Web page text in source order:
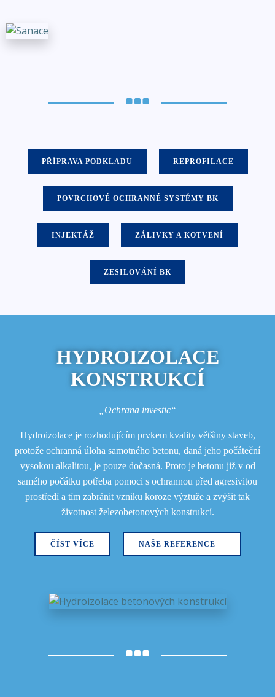
PŘÍPRAVA PODKLADU REPROFILACE
POVRCHOVÉ OCHRANNÉ SYSTÉMY BK
INJEKTÁŽ ZÁLIVKY A KOTVENÍ
ZESILOVÁNÍ BK
HYDROIZOLACE
KONSTRUKCÍ
„Ochrana investic“
Hydroizolace je rozhodujícím prvkem kvality většiny staveb,
protože ochranná úloha samotného betonu, daná jeho počáteční
vysokou alkalitou, je pouze dočasná. Proto je betonu již v od
samého počátku potřeba pomoci s ochrannou před agresivitou
prostředí a tím zabránit vzniku koroze výztuže a zvýšit tak
životnost železobetonových konstrukcí.
ČÍST VÍCE NAŠE REFERENCE